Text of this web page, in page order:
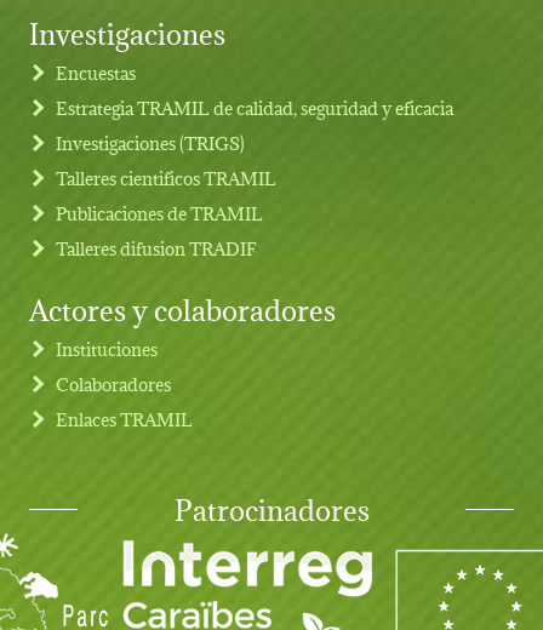
Footer menu
Investigaciones
Encuestas
Estrategia TRAMIL de calidad, seguridad y eficacia
Investigaciones (TRIGS)
Talleres cientificos TRAMIL
Publicaciones de TRAMIL
Talleres difusion TRADIF
Actores y colaboradores
Instituciones
Colaboradores
Enlaces TRAMIL
Patrocinadores